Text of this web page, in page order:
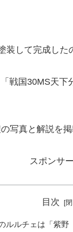
装して完成した
戦国30MS天
写真と解説を
スポンサ
目次
ルルチェは「紫野